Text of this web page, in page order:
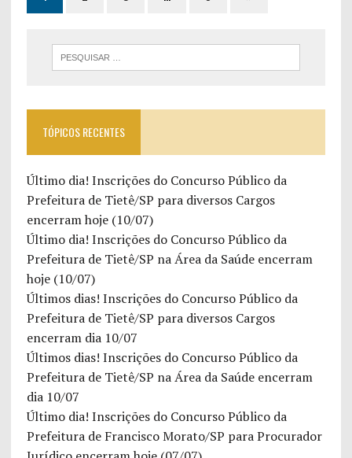
TÓPICOS RECENTES
Último dia! Inscrições do Concurso Público da
Prefeitura de Tietê/SP para diversos Cargos
encerram hoje (10/07)
Último dia! Inscrições do Concurso Público da
Prefeitura de Tietê/SP na Área da Saúde encerram
hoje (10/07)
Últimos dias! Inscrições do Concurso Público da
Prefeitura de Tietê/SP para diversos Cargos
encerram dia 10/07
Últimos dias! Inscrições do Concurso Público da
Prefeitura de Tietê/SP na Área da Saúde encerram
dia 10/07
Último dia! Inscrições do Concurso Público da
Prefeitura de Francisco Morato/SP para Procurador